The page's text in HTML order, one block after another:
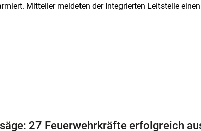
Mitteiler meldeten der Integrierten Leitstelle
27 Feuerwehrkräfte erfolgreich